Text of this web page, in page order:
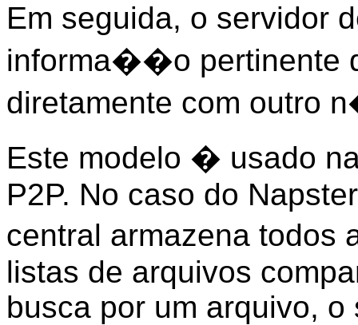
Em seguida, o servidor
informa��o pertinente
diretamente com outro
Este modelo � usado
P2P. No caso do
central armazena
listas de arquivos
busca por um arquivo,